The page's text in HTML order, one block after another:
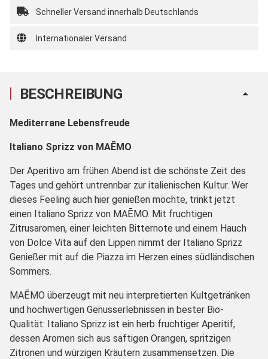
Schneller Versand innerhalb Deutschlands
Internationaler Versand
BESCHREIBUNG
Mediterrane Lebensfreude
Italiano Sprizz von MAĒMO
Der Aperitivo am frühen Abend ist die schönste Zeit des
Tages und gehört untrennbar zur italienischen Kultur. Wer
dieses Feeling auch hier genießen möchte, trinkt jetzt
einen Italiano Sprizz von MAĒMO. Mit fruchtigen
Zitrusaromen, einer leichten Bitternote und einem Hauch
von Dolce Vita auf den Lippen nimmt der Italiano Sprizz
Genießer mit auf die Piazza im Herzen eines südländischen
Sommers.
MAĒMO überzeugt mit neu interpretierten Kultgetränken
und hochwertigen Genusserlebnissen in bester Bio-
Qualität: Italiano Sprizz ist ein herb fruchtiger Aperitif,
dessen Aromen sich aus saftigen Orangen, spritzigen
Zitronen und würzigen Kräutern zusammensetzen. Die